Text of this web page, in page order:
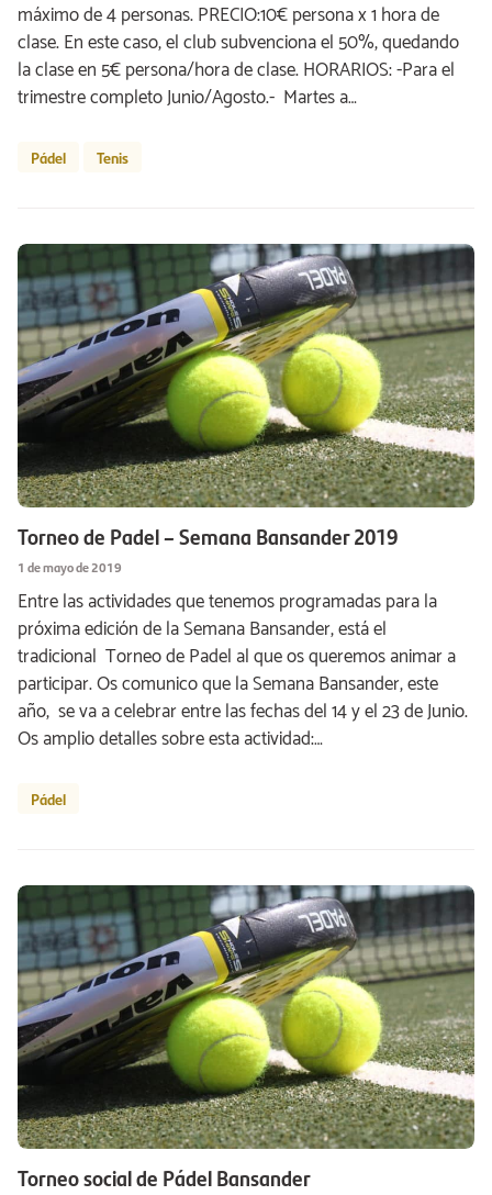
máximo de 4 personas. PRECIO:10€ persona x 1 hora de
clase. En este caso, el club subvenciona el 50%, quedando
la clase en 5€ persona/hora de clase. HORARIOS: -Para el
trimestre completo Junio/Agosto.- Martes a…
Pádel Tenis
Torneo de Padel – Semana Bansander 2019
1 de mayo de 2019
Entre las actividades que tenemos programadas para la
próxima edición de la Semana Bansander, está el
tradicional Torneo de Padel al que os queremos animar a
participar. Os comunico que la Semana Bansander, este
año, se va a celebrar entre las fechas del 14 y el 23 de Junio.
Os amplio detalles sobre esta actividad:…
Pádel
Torneo social de Pádel Bansander